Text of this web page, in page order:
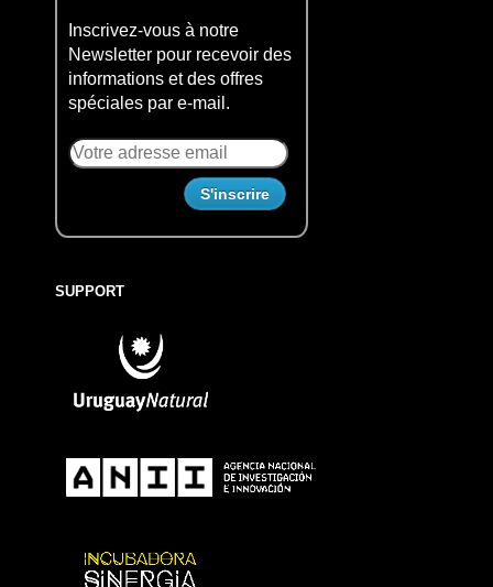
Inscrivez-vous à notre
Newsletter pour recevoir des
informations et des offres
spéciales par e-mail.
SUPPORT